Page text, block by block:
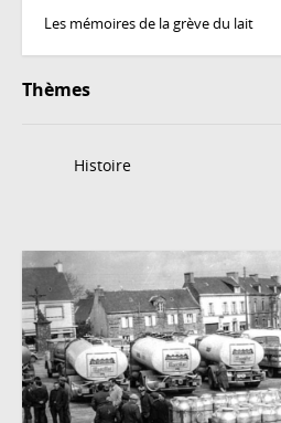
Les mémoires de la grève du lait
Thèmes
Histoire